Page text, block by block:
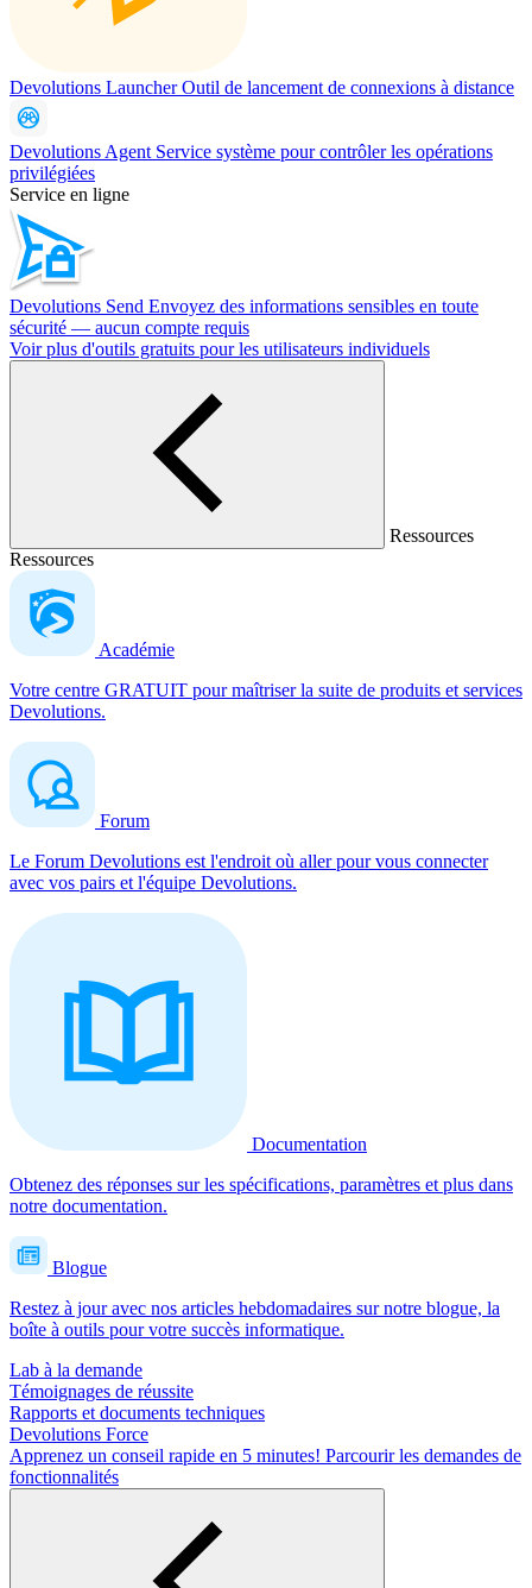
Devolutions LauncherOutil de lancement de connexions à distance
Devolutions Agent Service système pour contrôler les opérations
privilégiées
Service en ligne
Devolutions Send Envoyez des informations sensibles en toute
sécurité — aucun compte requis
Voir plus d'outils gratuits pour les utilisateurs individuels
Ressources
Ressources
Académie
Votre centre GRATUIT pour maîtriser la suite de produits et services
Devolutions.
Forum
Le Forum Devolutions est l'endroit où aller pour vous connecter
avec vos pairs et l'équipe Devolutions.
Documentation
Obtenez des réponses sur les spécifications, paramètres et plus dans
notre documentation.
Blogue
Restez à jour avec nos articles hebdomadaires sur notre blogue, la
boîte à outils pour votre succès informatique.
Lab à la demande
Témoignages de réussite
Rapports et documents techniques
Devolutions Force
Apprenez un conseil rapide en 5 minutes! Parcourir les demandes de
fonctionnalités